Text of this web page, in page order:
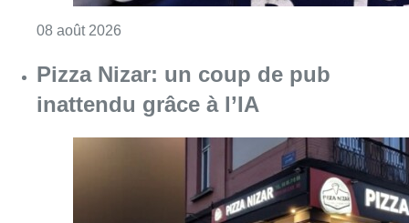
08 août 2026
Pizza Nizar: un coup de pub
inattendu grâce à l’IA